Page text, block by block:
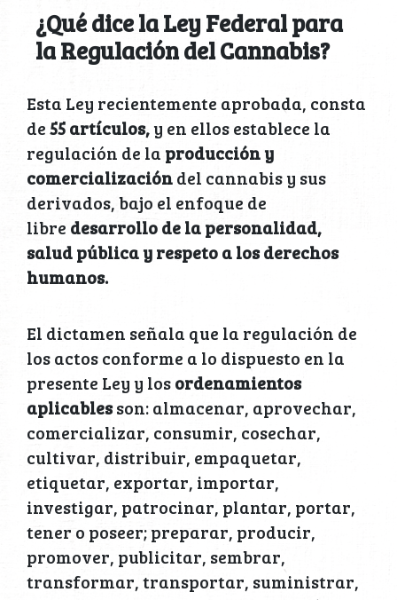
¿Qué dice la Ley Federal para
la Regulación del Cannabis?
Esta Ley recientemente aprobada, consta
de55 artículos,y en ellos establece la
regulación de la producción y
comercializacióndel cannabis y sus
derivados, bajo el enfoque de
libre desarrollo de la personalidad,
salud pública y respeto a los derechos
humanos.
El dictamen señala que la regulación de
los actos conforme a lo dispuesto en la
presente Ley y losordenamientos
aplicablesson: almacenar, aprovechar,
comercializar, consumir, cosechar,
cultivar, distribuir, empaquetar,
etiquetar, exportar, importar,
investigar, patrocinar, plantar, portar,
tener o poseer; preparar, producir,
promover, publicitar, sembrar,
transformar, transportar, suministrar,